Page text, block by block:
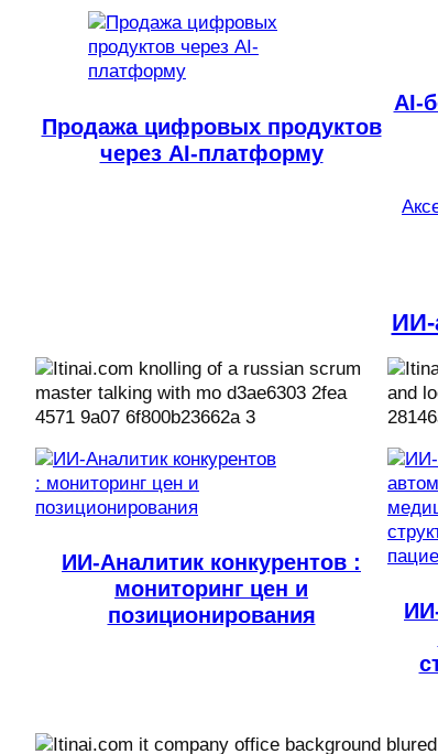
Продажа цифровых продуктов
через AI-платформу
AI-
ИИ-
ИИ-Аналитик конкурентов :
мониторинг цен и
позиционирования